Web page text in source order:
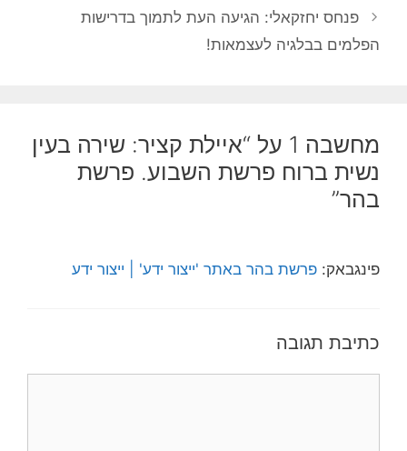
פנחס יחזקאלי: הגיעה העת לתמוך בדרישות
הפלמים בבלגיה לעצמאות!
מחשבה 1 על “איילת קציר: שירה בעין
נשית ברוח פרשת השבוע. פרשת
בהר”
פינגבאק: פרשת בהר באתר 'ייצור ידע' | ייצור ידע
כתיבת תגובה